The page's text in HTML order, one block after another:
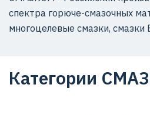
спектра горюче-смазочных
многоцелевые смазки,
Категории